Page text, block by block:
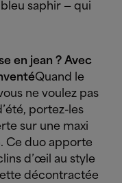
saphir — qui
en jean ? Avec
Quand le
ne voulez pas
portez-les
sur une maxi
Ce duo apporte
d’œil au style
décontractée